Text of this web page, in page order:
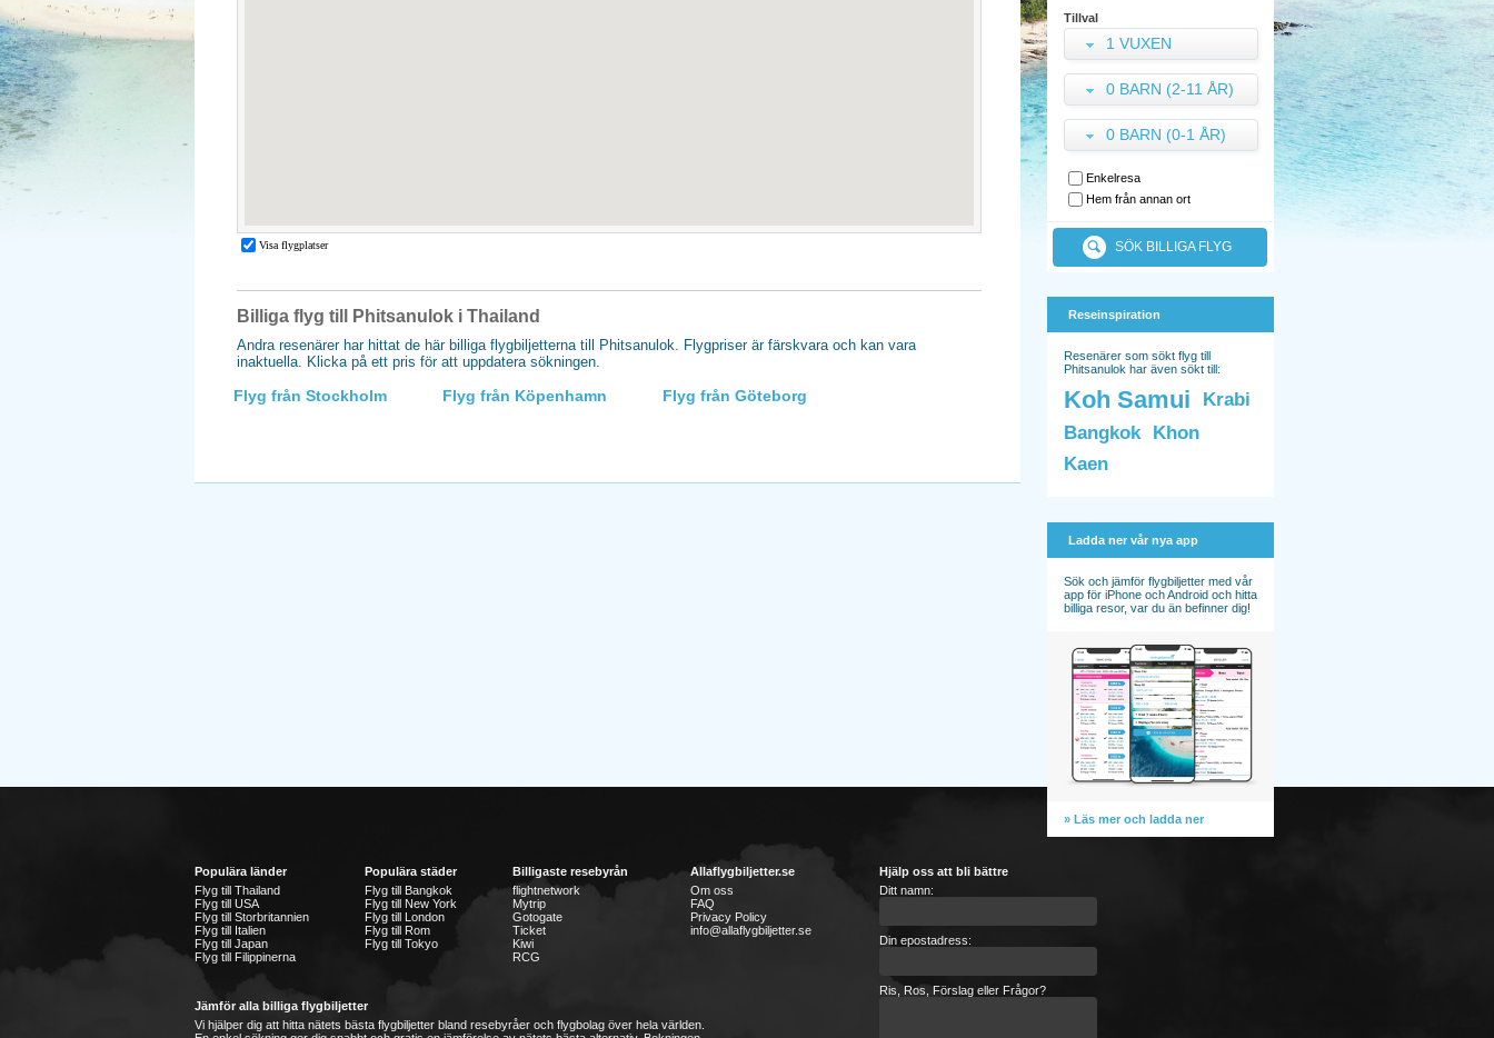
Billiga flyg till Phitsanulok i Thailand
Andra resenärer har hittat de här billiga flygbiljetterna till Phitsanulok. Flygpriser är färskvara och kan vara
inaktuella. Klicka på ett pris för att uppdatera sökningen.
Flyg från Stockholm Flyg från Köpenhamn Flyg från Göteborg
Tillval
1 VUXEN
0 BARN (2-11 ÅR)
0 BARN (0-1 ÅR)
Enkelresa
Hem från annan ort
SÖK BILLIGA FLYG
Reseinspiration
Resenärer som sökt flyg till
Phitsanulok har även sökt till:
Koh Samui
Krabi
Bangkok
Khon
Kaen
Ladda ner vår nya app
Sök och jämför flygbiljetter med vår
app för iPhone och Android och hitta
billiga resor, var du än befinner dig!
» Läs mer och ladda ner
Populära länder
Flyg till Thailand
Flyg till USA
Flyg till Storbritannien
Flyg till Italien
Flyg till Japan
Flyg till Filippinerna
Populära städer
Flyg till Bangkok
Flyg till New York
Flyg till London
Flyg till Rom
Flyg till Tokyo
Billigaste resebyrån
flightnetwork
Mytrip
Gotogate
Ticket
Kiwi
RCG
Allaflygbiljetter.se
Om oss
FAQ
Privacy Policy
info@allaflygbiljetter.se
Jämför alla billiga flygbiljetter
Vi hjälper dig att hitta nätets bästa flygbiljetter bland resebyråer och flygbolag över hela världen.
Hjälp oss att bli bättre
Ditt namn:
Din epostadress:
Ris, Ros, Förslag eller Frågor?